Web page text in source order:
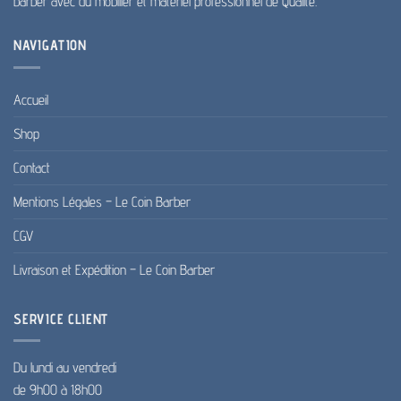
NAVIGATION
Accueil
Shop
Contact
Mentions Légales – Le Coin Barber
CGV
Livraison et Expédition – Le Coin Barber
SERVICE CLIENT
Du lundi au vendredi
de 9h00 à 18h00